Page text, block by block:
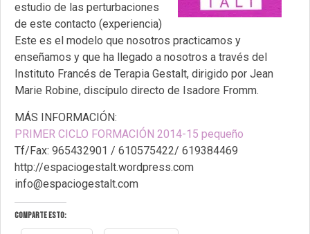
estudio de las perturbaciones
de este contacto (experiencia)
Este es el modelo que nosotros practicamos y
enseñamos y que ha llegado a nosotros a través del
Instituto Francés de Terapia Gestalt, dirigido por Jean
Marie Robine, discípulo directo de Isadore Fromm.
MÁS INFORMACIÓN:
PRIMER CICLO FORMACIÓN 2014-15 pequeño
Tf/Fax: 965432901 / 610575422/ 619384469
http://espaciogestalt.wordpress.com
info@espaciogestalt.com
Comparte esto: